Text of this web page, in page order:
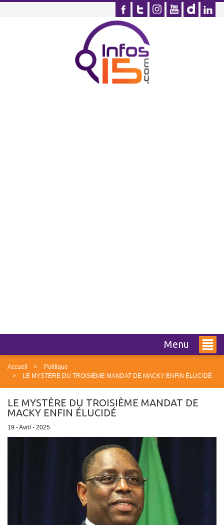
Menu
Accueil
Politique
LE MYSTÈRE DU TROISIÈME MANDAT DE MACKY ENFIN ÉLUCIDÉ
LE MYSTÈRE DU TROISIÈME MANDAT DE
MACKY ENFIN ÉLUCIDÉ
19 - Avril - 2025